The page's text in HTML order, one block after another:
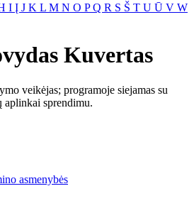
I Į J K L M N O PQ R S Š T U Ū V W
Kuvertas
veikėjas; programoje siejamas su
aplinkai sprendimu.
asmenybės